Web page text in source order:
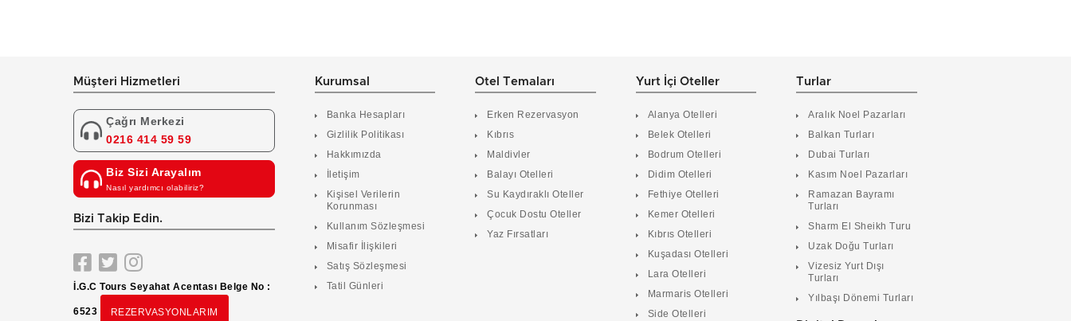
Müşteri Hizmetleri
Çağrı Merkezi
0216 414 59 59
Biz Sizi Arayalım
Nasıl yardımcı olabiliriz?
Bizi Takip Edin.
İ.G.C Tours Seyahat Acentası Belge No :
6523 REZERVASYONLARIM
Kurumsal
Banka Hesapları
Gizlilik Politikası
Hakkımızda
İletişim
Kişisel Verilerin
Korunması
Kullanım Sözleşmesi
Misafir İlişkileri
Satış Sözleşmesi
Tatil Günleri
Otel Temaları
Erken Rezervasyon
Kıbrıs
Maldivler
Balayı Otelleri
Su Kaydıraklı Oteller
Çocuk Dostu Oteller
Yaz Fırsatları
Yurt İçi Oteller
Alanya Otelleri
Belek Otelleri
Bodrum Otelleri
Didim Otelleri
Fethiye Otelleri
Kemer Otelleri
Kıbrıs Otelleri
Kuşadası Otelleri
Lara Otelleri
Marmaris Otelleri
Side Otelleri
Turlar
Aralık Noel Pazarları
Balkan Turları
Dubai Turları
Kasım Noel Pazarları
Ramazan Bayramı
Turları
Sharm El Sheikh Turu
Uzak Doğu Turları
Vizesiz Yurt Dışı
Turları
Yılbaşı Dönemi Turları